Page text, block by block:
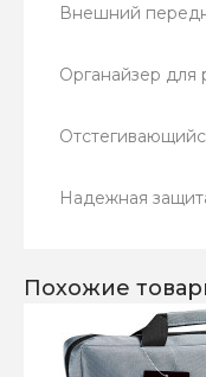
Внешний
Органайзер для
Надежная
Похожие